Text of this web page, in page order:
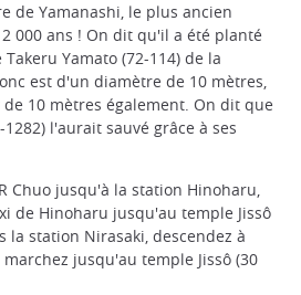
de Yamanashi, le plus ancien
000 ans ! On dit qu'il a été planté
Yamato (72-114) de la
est d'un diamètre de 10 mètres,
10 mètres également. On dit que
l'aurait sauvé grâce à ses
Chuo jusqu'à la station Hinoharu,
de Hinoharu jusqu'au temple Jissô
la station Nirasaki, descendez à
jusqu'au temple Jissô (30